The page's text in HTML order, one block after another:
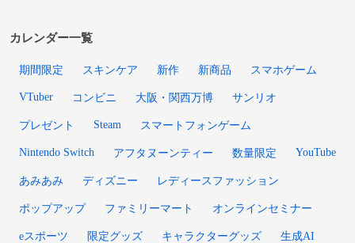
カレンダー一覧
期間限定 スキンケア 新作 新商品 スマホゲーム
VTuber コンビニ 大阪・関西万博 サンリオ
プレゼント Steam スマートフォンゲーム
Nintendo Switch アフタヌーンティー 数量限定 YouTube
あみあみ ディズニー レディースファッション
ポップアップ ファミリーマート オンラインセミナー
eスポーツ 限定グッズ キャラクターグッズ 生成AI